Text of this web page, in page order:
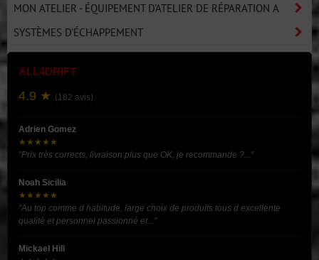
MON ATELIER - ÉQUIPEMENT D'ATELIER DE RÉPARATION A
SYSTÈMES D'ÉCHAPPEMENT
ALL4DRIFT
4.9 ★ (182 avis)
Adrien Gomez
★★★★★
"Prix très corrects, livraison plus que OK, je recommande ?..."
Noah Sicilia
★★★★★
"Au top comme d habitude, large choix de produits tous d excellente
qualité et personnel passionné et..."
Mickael Hill